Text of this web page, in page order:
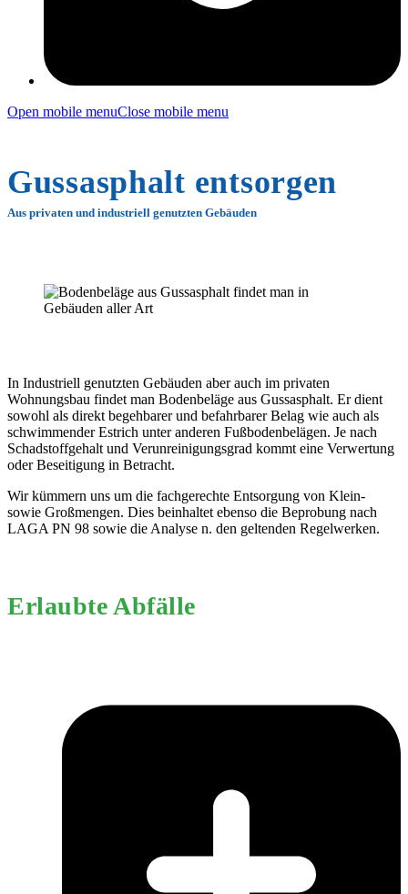
Open mobile menuClose mobile menu
Gussasphalt entsorgen
Aus privaten und industriell genutzten Gebäuden
In Industriell genutzten Gebäuden aber auch im privaten
Wohnungsbau findet man Bodenbeläge aus Gussasphalt. Er dient
sowohl als direkt begehbarer und befahrbarer Belag wie auch als
schwimmender Estrich unter anderen Fußbodenbelägen. Je nach
Schadstoffgehalt und Verunreinigungsgrad kommt eine Verwertung
oder Beseitigung in Betracht.
Wir kümmern uns um die fachgerechte Entsorgung von Klein-
sowie Großmengen. Dies beinhaltet ebenso die Beprobung nach
LAGA PN 98 sowie die Analyse n. den geltenden Regelwerken.
Erlaubte Abfälle